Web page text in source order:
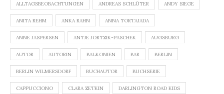
ALLTAGSBEOBACHTUNGEN ANDREAS SCHLÜTER ANDY SIEGE
ANITA REHM ANKA RAHN ANNA TORTAJADA
ANNE JASPERSEN ANTJE JORTZIK-PASCHEK AUGSBURG
AUTOR AUTORIN BALKONIEN BAR BERLIN
BERLIN WILMERSDORF BUCHAUTOR BUCHSERIE
CAPPUCCIONO CLARA ZETKIN DARLINGTON ROAD KIDS